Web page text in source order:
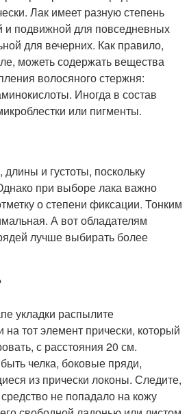
Лак имеет разную степень
и подвижной для повседневных
для вечерних. Как правило,
можеть содержать вещества
волосяного стержня:
Иногда в состав
или пигменты.
и густоты, поскольку
при выборе лака важно
о степени фиксации. Тонким
А вот обладателям
лучше выбирать более
укладки распылите
тот элемент прически, который
с расстояния 20 см.
челка, боковые пряди,
из прически локоны. Следите,
не попадало на кожу